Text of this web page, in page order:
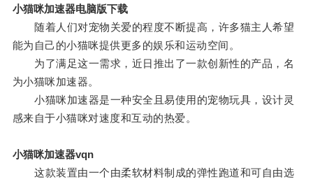
小猫咪加速器电脑版下载
随着人们对宠物关爱的程度不断提高，许多猫主人希望
能为自己的小猫咪提供更多的娱乐和运动空间。
为了满足这一需求，近日推出了一款创新性的产品，名
为小猫咪加速器。
小猫咪加速器是一种安全且易使用的宠物玩具，设计灵
感来自于小猫咪对速度和互动的热爱。
小猫咪加速器vqn
这款装置由一个由柔软材料制成的弹性跑道和可自由选